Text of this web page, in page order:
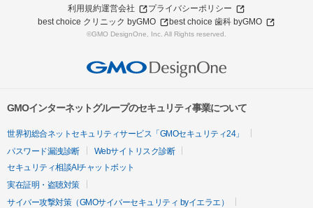
利用規約運営会社
プライバシーポリシー
best choice クリニック byGMO
best choice 歯科 byGMO
©GMO DesignOne, Inc. All Rights reserved.
GMOインターネットグループのセキュリティ事業について
世界初総合ネットセキュリティサービス「GMOセキュリティ24」
パスワード漏洩診断
Webサイトリスク診断
セキュリティ相談AIチャットボット
実在証明・盗聴対策
サイバー攻撃対策（GMOサイバーセキュリティ byイエラエ）